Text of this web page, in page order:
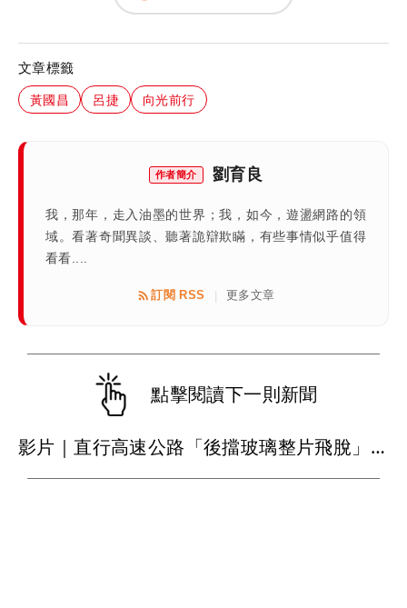
文章標籤
黃國昌 呂捷 向光前行
作者簡介 劉育良
我，那年，走入油墨的世界；我，如今，遊盪網路的領
域。看著奇聞異談、聽著詭辯欺瞞，有些事情似乎值得
看看....
訂閱 RSS 更多文章
點擊閱讀下一則新聞
影片｜直行高速公路「後擋玻璃整片飛脫」 後車慘遭比亞迪擊落